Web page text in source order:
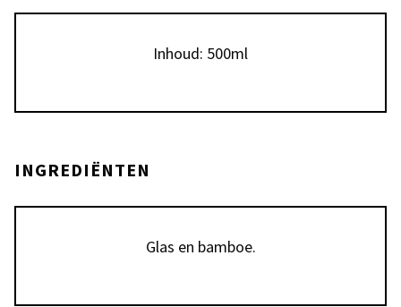
Inhoud: 500ml
INGREDIËNTEN
Glas en bamboe.